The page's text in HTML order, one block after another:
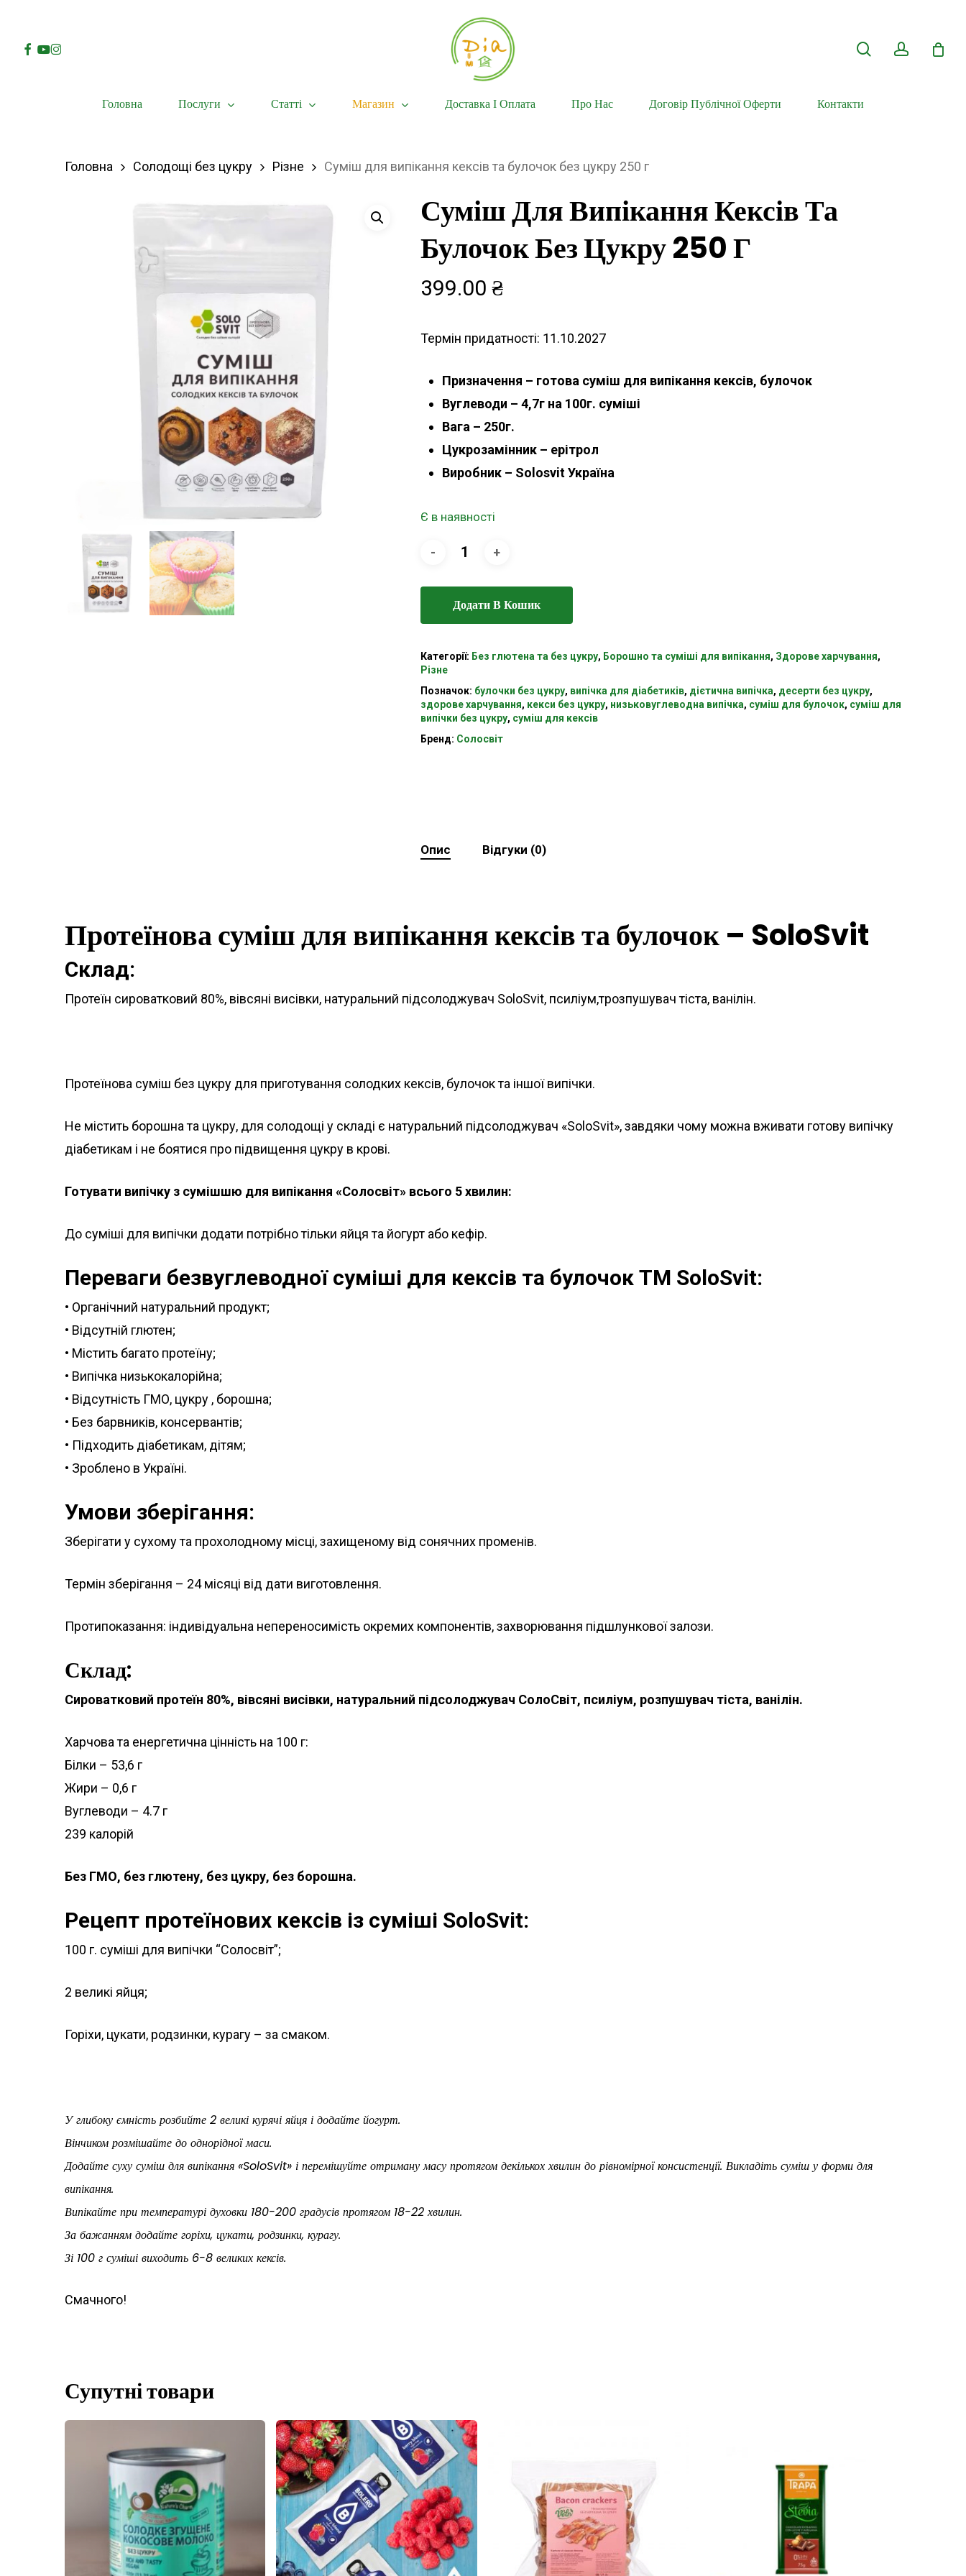
mainFacebook
Youtube
Instagram
Головна Послуги Статті Магазин Доставка І Оплата Про Нас Договір Публічної Оферти Контакти
Головна Солодощі без цукру Різне Суміш для випікання кексів та булочок без цукру 250 г
Суміш Для Випікання Кексів Та
Булочок Без Цукру 250 Г
399.00 ₴
Термін придатності: 11.10.2027
Призначення – готова суміш для випікання кексів, булочок
Вуглеводи – 4,7г на 100г. суміші
Вага – 250г.
Цукрозамінник – ерітрол
Виробник – Solosvit Україна
Є в наявності
Додати В Кошик
Категорії: Без глютена та без цукру, Борошно та суміші для випікання, Здорове харчування,
Різне
Позначок: булочки без цукру, випічка для діабетиків, дієтична випічка, десерти без цукру,
здорове харчування, кекси без цукру, низьковуглеводна випічка, суміш для булочок, суміш для
випічки без цукру, суміш для кексів
Бренд: Солосвіт
Опис Відгуки (0)
Протеїнова суміш для випікання кексів та булочок – SoloSvit
Склад:
Протеїн сироватковий 80%, вівсяні висівки, натуральний підсолоджувач SoloSvit, псиліум,трозпушувач тіста, ванілін.
Протеїнова суміш без цукру для приготування солодких кексів, булочок та іншої випічки.
Не містить борошна та цукру, для солодощі у складі є натуральний підсолоджувач «SoloSvit», завдяки чому можна вживати готову випічку
діабетикам і не боятися про підвищення цукру в крові.
Готувати випічку з сумішшю для випікання «Солосвіт» всього 5 хвилин:
До суміші для випічки додати потрібно тільки яйця та йогурт або кефір.
Переваги безвуглеводної суміші для кексів та булочок ТМ SoloSvit:
• Органічний натуральний продукт;
• Відсутній глютен;
• Містить багато протеїну;
• Випічка низькокалорійна;
• Відсутність ГМО, цукру , борошна;
• Без барвників, консервантів;
• Підходить діабетикам, дітям;
• Зроблено в Україні.
Умови зберігання:
Зберігати у сухому та прохолодному місці, захищеному від сонячних променів.
Термін зберігання – 24 місяці від дати виготовлення.
Протипоказання: індивідуальна непереносимість окремих компонентів, захворювання підшлункової залози.
Склад:
Сироватковий протеїн 80%, вівсяні висівки, натуральний підсолоджувач СолоСвіт, псиліум, розпушувач тіста, ванілін.
Харчова та енергетична цінність на 100 г:
Білки – 53,6 г
Жири – 0,6 г
Вуглеводи – 4.7 г
239 калорій
Без ГМО, без глютену, без цукру, без борошна.
Рецепт протеїнових кексів із суміші SoloSvit:
100 г. суміші для випічки “Солосвіт”;
2 великі яйця;
Горіхи, цукати, родзинки, курагу – за смаком.
У глибоку ємність розбийте 2 великі курячі яйця і додайте йогурт.
Вінчиком розмішайте до однорідної маси.
Додайте суху суміш для випікання «SoloSvit» і перемішуйте отриману масу протягом декількох хвилин до рівномірної консистенції. Викладіть суміш у форми для
випікання.
Випікайте при температурі духовки 180-200 градусів протягом 18-22 хвилин.
За бажанням додайте горіхи, цукати, родзинки, курагу.
Зі 100 г суміші виходить 6-8 великих кексів.
Смачного!
Супутні товари